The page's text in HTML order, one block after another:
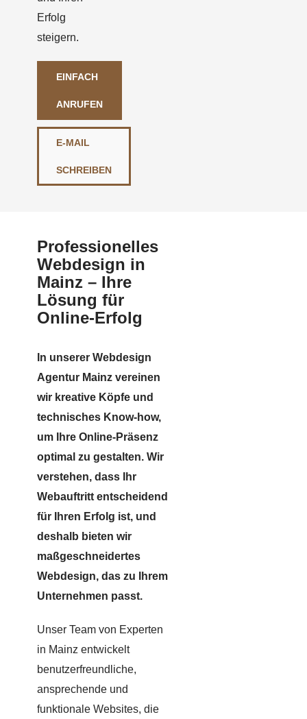
Erfolg
steigern.
EINFACH
ANRUFEN
E-MAIL
SCHREIBEN
Professionelles
Webdesign in
Mainz – Ihre
Lösung für
Online-Erfolg
In unserer Webdesign
Agentur Mainz vereinen
wir kreative Köpfe und
technisches Know-how,
um Ihre Online-Präsenz
optimal zu gestalten. Wir
verstehen, dass Ihr
Webauftritt entscheidend
für Ihren Erfolg ist, und
deshalb bieten wir
maßgeschneidertes
Webdesign, das zu Ihrem
Unternehmen passt.
Unser Team von Experten
in Mainz entwickelt
benutzerfreundliche,
ansprechende und
funktionale Websites, die